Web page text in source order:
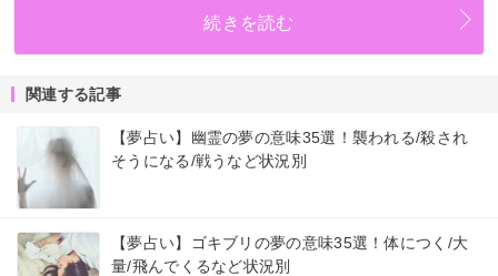
続きを読む
関連する記事
【夢占い】幽霊の夢の意味35選！襲われる/殺され
そうになる/戦うなど状況別
【夢占い】ゴキブリの夢の意味35選！体につく/大
量/飛んでくるなど状況別